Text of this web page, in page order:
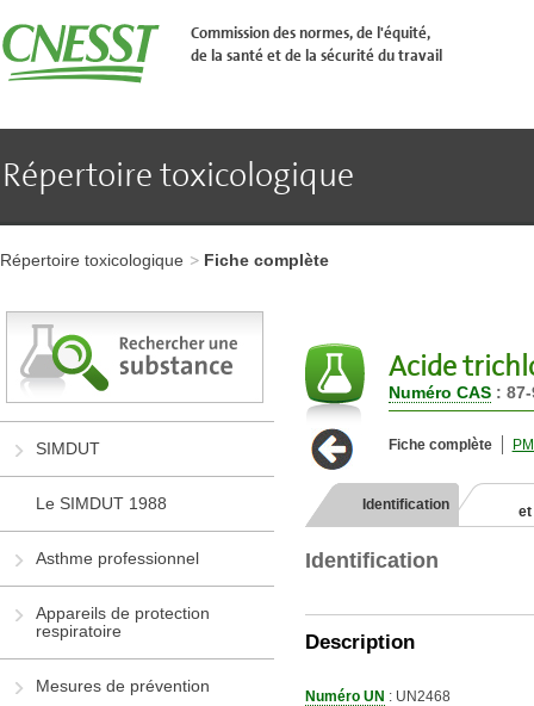
�
l'en-
t�te
de
au
principal
Aller
page
Commission des normes, de l'équité,
de la santé et de la sécurité du travail
Répertoire toxicologique
à
l'en-
de
page
Aller
au
Aller
au
pied
Répertoire toxicologique Fiche complète
SIMDUT
Le SIMDUT 1988
Asthme professionnel
Appareils de protection
respiratoire
Mesures de prévention
Acide
Numéro CAS :
Fiche complète
Identification
Identification
Description
Numéro UN : UN2468